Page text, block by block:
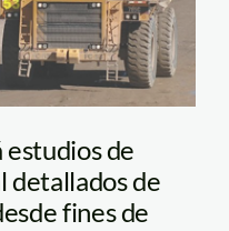
estudios de
detallados de
fines de